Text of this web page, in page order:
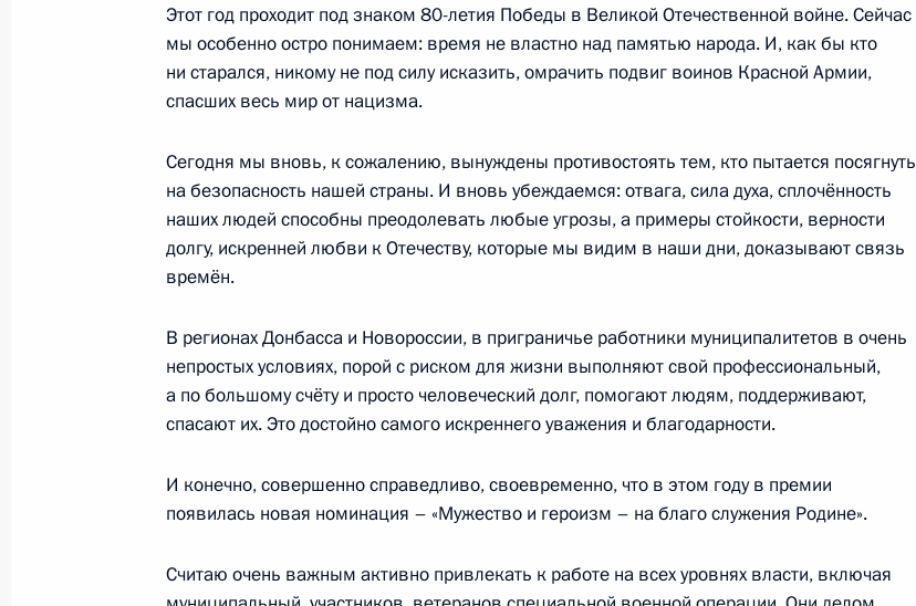
Расширен перечень доходов, освобождаемых
23 ноября 2024 года, 19:00
Подписан закон, устанавливающий особенности регулирования
административной ответственности за нарушение нормативно-
территории
8 августа 2024 года, 15:35
В закон об организации местного самоуправления внесены
изменения, касающиеся учёта личных подсобных хозяйств
Этот год проходит под знаком 80-летия Победы в Великой Отечественной войне. Сейчас
мы особенно остро понимаем: время не властно над памятью народа. И, как бы кто
ни старался, никому не под силу исказить, омрачить подвиг воинов Красной Армии,
спасших весь мир от нацизма.
Сегодня мы вновь, к сожалению, вынуждены противостоять тем, кто пытается посягнуть
на безопасность нашей страны. И вновь убеждаемся: отвага, сила духа, сплочённость
наших людей способны преодолевать любые угрозы, а примеры стойкости, верности
долгу, искренней любви к Отечеству, которые мы видим в наши дни, доказывают связь
времён.
В регионах Донбасса и Новороссии, в приграничье работники муниципалитетов в очень
непростых условиях, порой с риском для жизни выполняют свой профессиональный,
а по большому счёту и просто человеческий долг, помогают людям, поддерживают,
спасают их. Это достойно самого искреннего уважения и благодарности.
И конечно, совершенно справедливо, своевременно, что в этом году в премии
появилась новая номинация – «Мужество и героизм – на благо служения Родине».
Считаю очень важным активно привлекать к работе на всех уровнях власти, включая